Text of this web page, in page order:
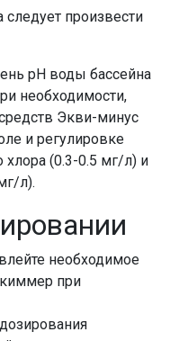
произвести
pH воды бассейна
необходимости,
Экви-минус
и регулировке
хлора (0.3-0.5 мг/л) и
л).
необходимое
при